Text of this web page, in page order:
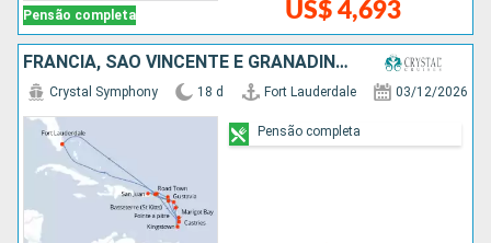
Pensão completa US$ 4,693
FRANCIA, SÃO VINCENTE E GRANADINAS, SANTA LUCIA, PORTO RICO, ANTIGUA E BARBUDA, ESTADOS UNIDOS
Crystal Symphony 18 d Fort Lauderdale 03/12/2026
Pensão completa